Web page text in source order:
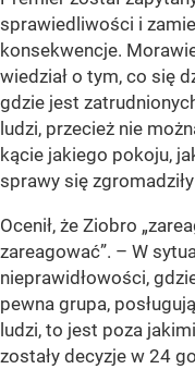
sprawiedliwości i
konsekwencje.
wiedział o tym, co się
gdzie jest
ludzi, przecież nie
kącie jakiego pokoju,
sprawy się
Ocenił, że Ziobro
zareagować”. – W
nieprawidłowości,
pewna grupa,
ludzi, to jest poza
zostały decyzje w 24